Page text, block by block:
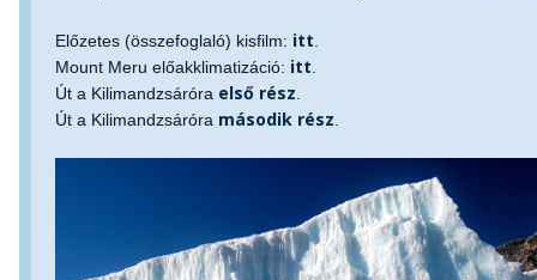
Előzetes (összefoglaló) kisfilm: itt
Mount Meru előakklimatizáció: itt
Út a Kilimandzsáróra első rész
Út a Kilimandzsáróra második rész